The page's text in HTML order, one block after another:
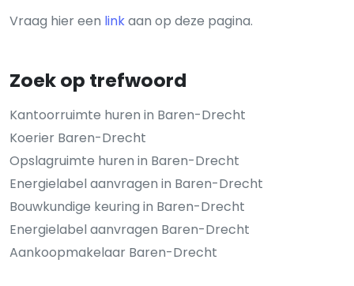
Vraag hier een linkaan op deze pagina.
Zoek op trefwoord
Kantoorruimte huren in Baren-Drecht
Koerier Baren-Drecht
Opslagruimte huren in Baren-Drecht
Energielabel aanvragen in Baren-Drecht
Bouwkundige keuring in Baren-Drecht
Energielabel aanvragen Baren-Drecht
Aankoopmakelaar Baren-Drecht